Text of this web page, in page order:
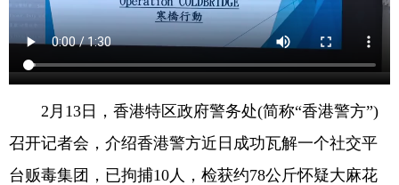
2月13日，香港特区政府警务处(简称“香港警方”)
召开记者会，介绍香港警方近日成功瓦解一个社交平
台贩毒集团，已拘捕10人，检获约78公斤怀疑大麻花